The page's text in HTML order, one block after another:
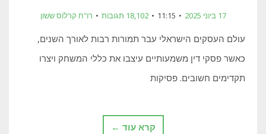
17 ביוני 2025 11:15 18,102 תגובות רו"ח קרלוס ששון
עולם העסקים הישראלי עבר תמורות רבות לאורך השנים,
כאשר פסקי דין משמעותיים עיצבו את כללי המשחק ויצרו
תקדימים חשובים. פסיקות
קרא עוד ←